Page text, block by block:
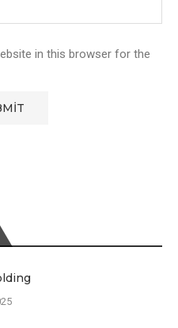
in this browser for the